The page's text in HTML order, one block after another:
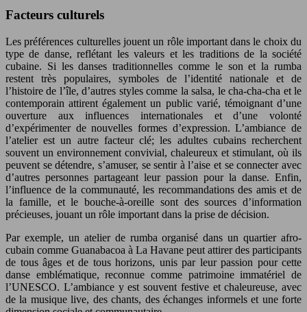
Facteurs culturels
Les préférences culturelles jouent un rôle important dans le choix du
type de danse, reflétant les valeurs et les traditions de la société
cubaine. Si les danses traditionnelles comme le son et la rumba
restent très populaires, symboles de l’identité nationale et de
l’histoire de l’île, d’autres styles comme la salsa, le cha-cha-cha et le
contemporain attirent également un public varié, témoignant d’une
ouverture aux influences internationales et d’une volonté
d’expérimenter de nouvelles formes d’expression. L’ambiance de
l’atelier est un autre facteur clé; les adultes cubains recherchent
souvent un environnement convivial, chaleureux et stimulant, où ils
peuvent se détendre, s’amuser, se sentir à l’aise et se connecter avec
d’autres personnes partageant leur passion pour la danse. Enfin,
l’influence de la communauté, les recommandations des amis et de
la famille, et le bouche-à-oreille sont des sources d’information
précieuses, jouant un rôle important dans la prise de décision.
Par exemple, un atelier de rumba organisé dans un quartier afro-
cubain comme Guanabacoa à La Havane peut attirer des participants
de tous âges et de tous horizons, unis par leur passion pour cette
danse emblématique, reconnue comme patrimoine immatériel de
l’UNESCO. L’ambiance y est souvent festive et chaleureuse, avec
de la musique live, des chants, des échanges informels et une forte